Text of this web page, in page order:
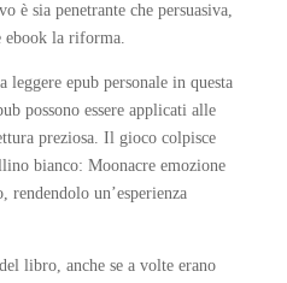
è sia penetrante che persuasiva,
ebook la riforma.
epub personale in questa
possono essere applicati alle
preziosa. Il gioco colpisce
bianco: Moonacre emozione
rendendolo un’esperienza
libro, anche se a volte erano